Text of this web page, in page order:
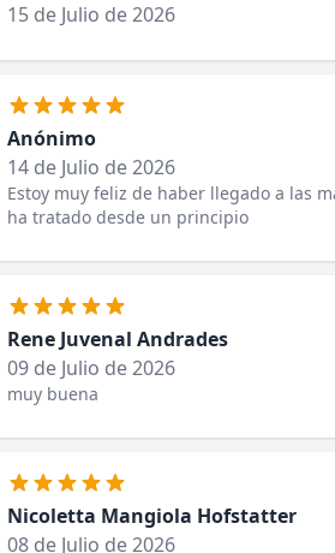
15 de Julio de 2026
Anónimo
14 de Julio de 2026
Estoy muy feliz de haber llegado a las
ha tratado desde un principio
Rene Juvenal Andrades
09 de Julio de 2026
muy buena
Nicoletta Mangiola Hofstatter
08 de Julio de 2026